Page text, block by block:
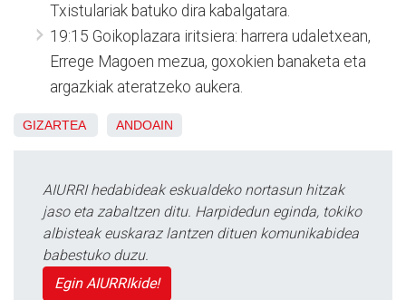
Txistulariak batuko dira kabalgatara.
19:15 Goikoplazara iritsiera: harrera udaletxean,
Errege Magoen mezua, goxokien banaketa eta
argazkiak ateratzeko aukera.
GIZARTEA ANDOAIN
AIURRI hedabideak eskualdeko nortasun hitzak
jaso eta zabaltzen ditu. Harpidedun eginda, tokiko
albisteak euskaraz lantzen dituen komunikabidea
babestuko duzu.
Egin AIURRIkide!